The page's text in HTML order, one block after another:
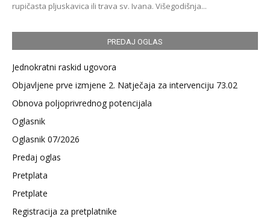
rupičasta pljuskavica ili trava sv. Ivana. Višegodišnja...
PREDAJ OGLAS
Jednokratni raskid ugovora
Objavljene prve izmjene 2. Natječaja za intervenciju 73.02
Obnova poljoprivrednog potencijala
Oglasnik
Oglasnik 07/2026
Predaj oglas
Pretplata
Pretplate
Registracija za pretplatnike